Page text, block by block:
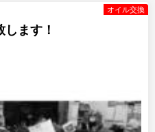
オイル交換
ます！